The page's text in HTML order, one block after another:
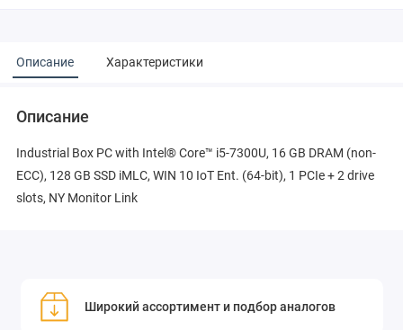
Описание Характеристики
Описание
Industrial Box PC with Intel® Core™ i5-7300U, 16 GB DRAM (non-
ECC), 128 GB SSD iMLC, WIN 10 IoT Ent. (64-bit), 1 PCIe + 2 drive
slots, NY Monitor Link
Широкий ассортимент и подбор аналогов